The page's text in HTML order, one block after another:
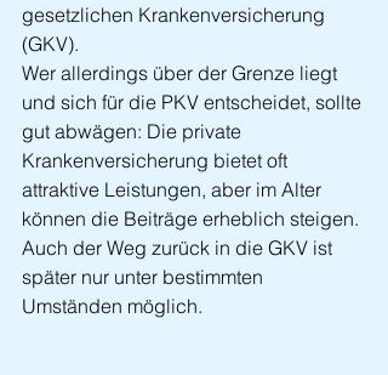
gesetzlichen Krankenversicherung
(GKV).
Wer allerdings über der Grenze liegt
und sich für die PKV entscheidet, sollte
gut abwägen: Die private
Krankenversicherung bietet oft
attraktive Leistungen, aber im Alter
können die Beiträge erheblich steigen.
Auch der Weg zurück in die GKV ist
später nur unter bestimmten
Umständen möglich.